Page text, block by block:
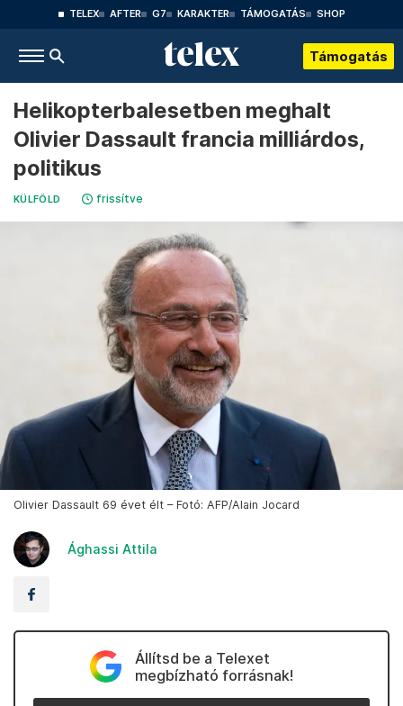
TELEX AFTER G7 KARAKTER TÁMOGATÁS SHOP
Támogatás
Helikopterbalesetben meghalt
Olivier Dassault francia milliárdos,
politikus
KÜLFÖLD frissítve
Olivier Dassault 69 évet élt – Fotó: AFP/Alain Jocard
Ághassi Attila
Állítsd be a Telexet
megbízható forrásnak!